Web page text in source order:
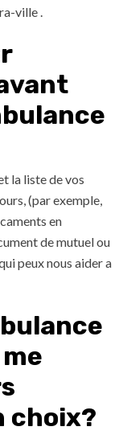
ville .
la liste de vos
(par exemple,
en
de mutuel ou
peux nous aider a
choix?